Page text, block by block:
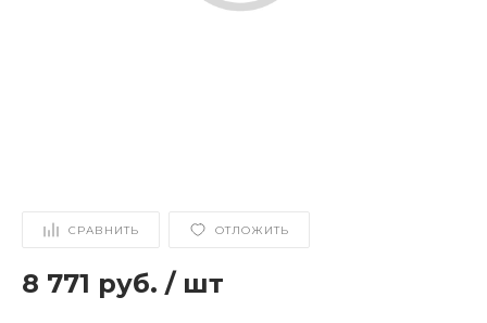
СРАВНИТЬ ОТЛОЖИТЬ
8 771 руб. / шт